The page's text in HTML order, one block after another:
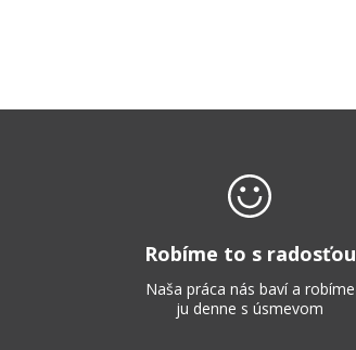
Robíme to s radosťou
Naša práca nás baví a robíme
ju denne s úsmevom